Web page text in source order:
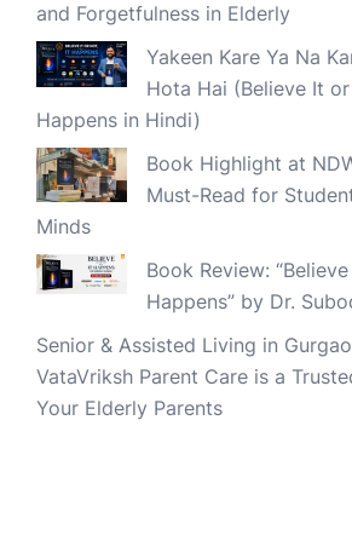
and Forgetfulness in Elderly
Yakeen Kare Ya Na
Hota Hai (Believe It
Happens in Hindi)
Book Highlight at
Must-Read for
Minds
Book Review:
Happens” by Dr.
Senior & Assisted Living in
VataVriksh Parent Care is a
Your Elderly Parents